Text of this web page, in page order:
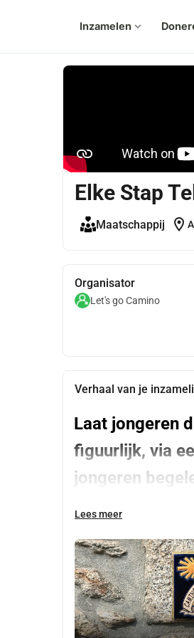
Inzamelen expand_more
Elke Stap
Maatschappij location_on
Organisator
Let's go Camino
Verhaal van je
Laat jongeren
figuurlijk, via
jongeren
Wie zijn wij?
Wij zijn Stichting Let’s
werk of opleiding
terug.
Het probleem
Lees meer